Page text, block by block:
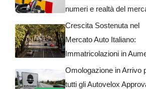
numeri e realtà del
Crescita Sostenuta nel
Mercato Auto Italiano:
Immatricolazioni in
Omologazione in Arrivo
tutti gli Autovelox